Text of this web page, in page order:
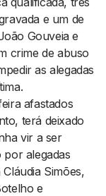
e um de
Gouveia e
crime de abuso
as alegadas
afastados
terá deixado
vir a ser
alegadas
Simões,
e